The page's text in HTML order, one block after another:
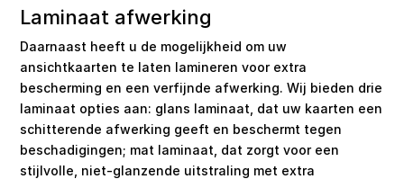
Laminaat afwerking
Daarnaast heeft u de mogelijkheid om uw
ansichtkaarten te laten lamineren voor extra
bescherming en een verfijnde afwerking. Wij bieden drie
laminaat opties aan: glans laminaat, dat uw kaarten een
schitterende afwerking geeft en beschermt tegen
beschadigingen; mat laminaat, dat zorgt voor een
stijlvolle, niet-glanzende uitstraling met extra